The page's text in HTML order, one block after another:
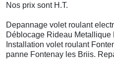
Nos prix sont H.T.
Depannage volet roulant
Déblocage Rideau Metallique
Installation volet roulant
panne Fontenay les Briis.